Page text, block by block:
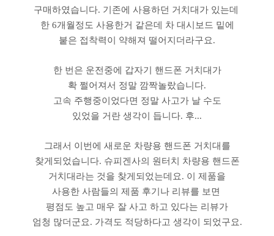
구매하였습니다. 기존에 사용하던 거치대가 있는데
한 6개월정도 사용한거 같은데 차 대시보드 밑에
붙은 접착력이 약해져 떨어지더라구요.
한 번은 운전중에 갑자기 핸드폰 거치대가
확 쩔어져서 정말 깜짝놀랐습니다.
고속 주행중이었다면 정말 사고가 날 수도
있었을 거란 생각이 듭니다. 후...
그래서 이번에 새로운 차량용 핸드폰 거치대를
찾게되었습니다. 슈피겐사의 원터치 차량용 핸드폰
거치대라는 것을 찾게되었는데요. 이 제품을
사용한 사람들의 제품 후기나 리뷰를 보면
평점도 높고 매우 잘 사고 하고 있다는 리뷰가
엄청 많더군요. 가격도 적당하다고 생각이 되었구요.